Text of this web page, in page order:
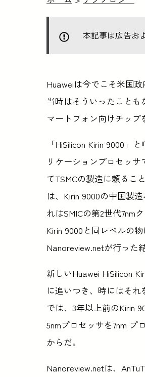
本記事は広告お
Huaweiは今でこそ米国
当時はそういったことも
マートフォン向けチップ
「HiSilicon Kirin 9000」
リケーションプロセッ
てTSMCの製造に頼るこ
は、Kirin 9000の中国製
れはSMICの第2世代7nm
Kirin 9000と同レベルの
Nanoreview.netが行った
新しいHuawei HiSilicon
に追いつき、時にはそ
では、3年以上前のKirin
5nmプロセッサを7nm
からだ。
Nanoreview.netは、